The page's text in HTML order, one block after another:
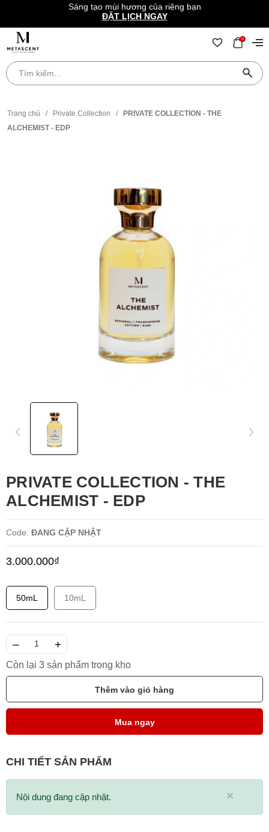
Sáng tạo mùi hương của riêng bạn
ĐẶT LỊCH NGAY
0
Trang chủ / Private Collection /
PRIVATE COLLECTION - THE
ALCHEMIST - EDP
PRIVATE COLLECTION - THE
ALCHEMIST - EDP
Code: ĐANG CẬP NHẬT
3.000.000₫
50mL 10mL
– +
Còn lại 3 sản phẩm trong kho
Thêm vào giỏ hàng
Mua ngay
CHI TIẾT SẢN PHẨM
×
Nội dung đang cập nhật.